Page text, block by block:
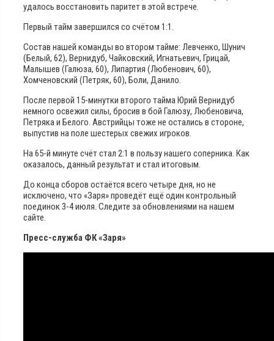
удалось восстановить паритет в этой встрече.
Первый тайм завершился со счётом 1:1.
Состав нашей команды во втором тайме: Левченко, Шунич
(Белый, 62), Вернидуб, Чайковский, Игнатьевич, Грицай,
Малышев (Галюза, 60), Липартия (Любенович, 60),
Хомченовский (Петряк, 60), Боли, Данило.
После первой 15-минутки второго тайма Юрий Вернидуб
немного освежил силы, бросив в бой Галюзу, Любеновича,
Петряка и Белого. Австрийцы тоже не остались в стороне,
выпустив на поле шестерых свежих игроков.
На 65-й минуте счёт стал 2:1 в пользу нашего соперника. Как
оказалось, данный результат и стал итоговым.
До конца сборов остаётся всего четыре дня, но не
исключено, что «Заря» проведёт ещё один контрольный
поединок 3-4 июля. Следите за обновлениями на нашем
сайте.
Пресс-служба ФК «Заря»